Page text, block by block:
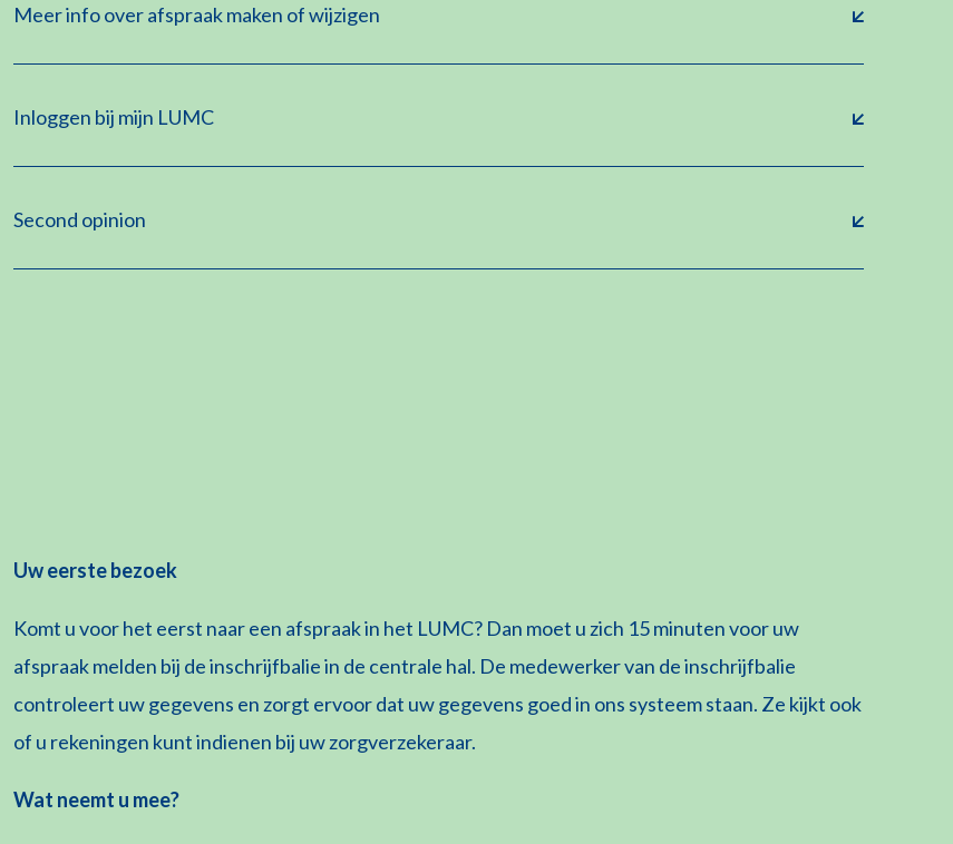
Meer info over afspraak maken of wijzigen
Inloggen bij mijn LUMC
Second opinion
Uw eerste bezoek
Komt u voor het eerst naar een afspraak in het LUMC? Dan moet u zich 15 minuten voor uw
afspraak melden bij de inschrijfbalie in de centrale hal. De medewerker van de inschrijfbalie
controleert uw gegevens en zorgt ervoor dat uw gegevens goed in ons systeem staan. Ze kijkt ook
of u rekeningen kunt indienen bij uw zorgverzekeraar.
Wat neemt u mee?